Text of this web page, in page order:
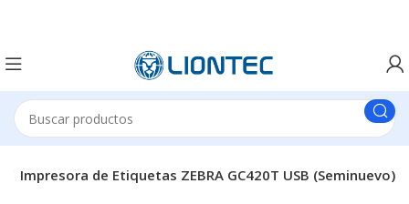
Impresora de Etiquetas ZEBRA GC420T USB (Seminuevo)